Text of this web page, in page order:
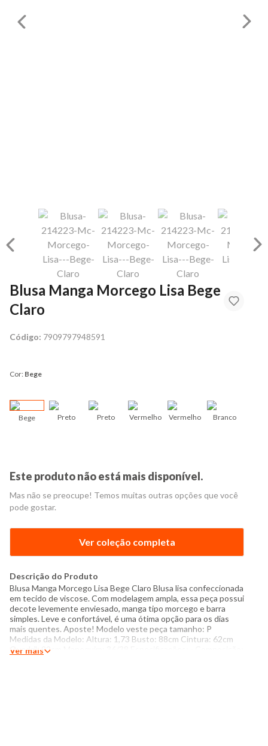
Blusa Manga Morcego Lisa Bege
Claro
Código: 7909797948591
Cor: Bege
Bege Preto Preto Vermelho Vermelho
Branco
Este produto não está mais disponível.
Mas não se preocupe! Temos muitas outras opções que você
pode gostar.
Ver coleção completa
Descrição do Produto
Blusa Manga Morcego Lisa Bege Claro Blusa lisa confeccionada
em tecido de viscose. Com modelagem ampla, essa peça possui
decote levemente enviesado, manga tipo morcego e barra
simples. Leve e confortável, é uma ótima opção para os dias
mais quentes. Aposte! Modelo veste peça tamanho: P
Medidas da Modelo: Altura: 1,73 Busto: 88cm Cintura: 62cm
Quadril: 92cm Manequim: 36/38 Especificações: - Composição:
Ver mais